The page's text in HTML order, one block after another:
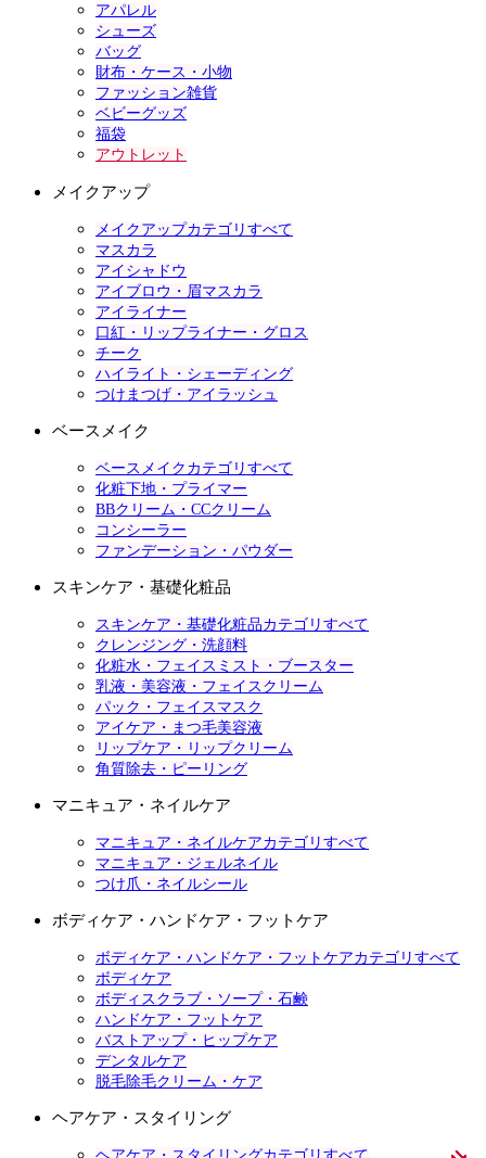
アパレル
シューズ
バッグ
財布・ケース・小物
ファッション雑貨
ベビーグッズ
福袋
アウトレット
メイクアップ
メイクアップカテゴリすべて
マスカラ
アイシャドウ
アイブロウ・眉マスカラ
アイライナー
口紅・リップライナー・グロス
チーク
ハイライト・シェーディング
つけまつげ・アイラッシュ
ベースメイク
ベースメイクカテゴリすべて
化粧下地・プライマー
BBクリーム・CCクリーム
コンシーラー
ファンデーション・パウダー
スキンケア・基礎化粧品
スキンケア・基礎化粧品カテゴリすべて
クレンジング・洗顔料
化粧水・フェイスミスト・ブースター
乳液・美容液・フェイスクリーム
パック・フェイスマスク
アイケア・まつ毛美容液
リップケア・リップクリーム
角質除去・ピーリング
マニキュア・ネイルケア
マニキュア・ネイルケアカテゴリすべて
マニキュア・ジェルネイル
つけ爪・ネイルシール
ボディケア・ハンドケア・フットケア
ボディケア・ハンドケア・フットケアカテゴリすべて
ボディケア
ボディスクラブ・ソープ・石鹸
ハンドケア・フットケア
バストアップ・ヒップケア
デンタルケア
脱毛除毛クリーム・ケア
ヘアケア・スタイリング